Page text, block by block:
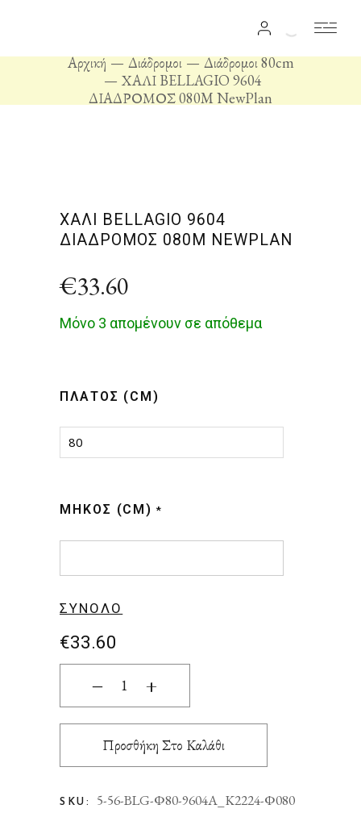
Αρχική Διάδρομοι
Διάδρομοι 80cm
ΧΑΛΙ BELLAGIO 9604
ΔΙΑΔΡΟΜΟΣ 080M NewPlan
ΧΑΛΙ BELLAGIO 9604
ΔΙΑΔΡΟΜΟΣ 080M NEWPLAN
€33.60
Μόνο 3 απομένουν σε απόθεμα
ΠΛΆΤΟΣ (CM)
80
ΜΉΚΟΣ (CM) *
ΣΎΝΟΛΟ
€33.60
ΧΑΛΙ BELLAGIO 9604 ΔΙΑΔΡΟΜΟΣ 080M
‒ +
Προσθήκη Στο Καλάθι
SKU: 5-56-BLG-Φ80-9604A_K2224-Φ080